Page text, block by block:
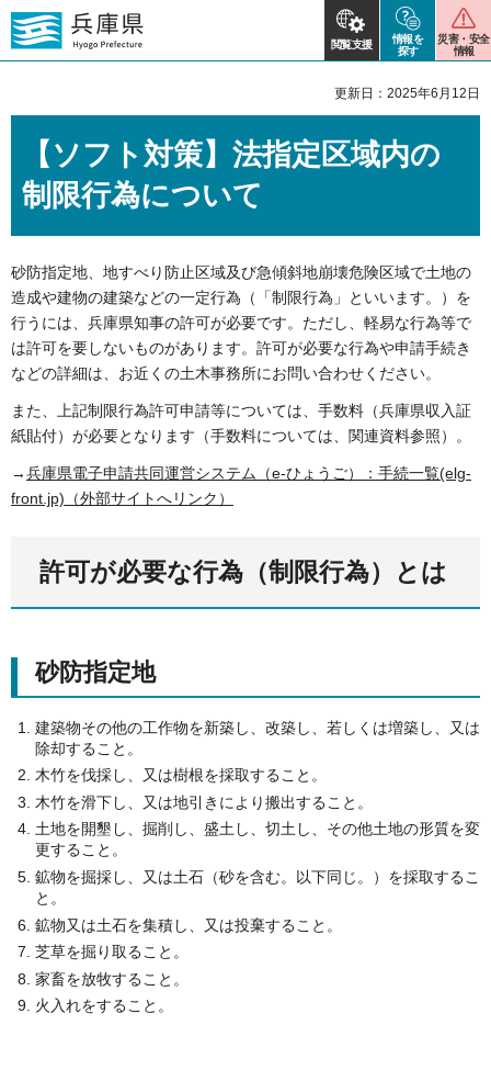
閲覧支援
情報を
探す
災害・安全
情報
更新日：2025年6月12日
【ソフト対策】法指定区域内の
制限行為について
砂防指定地、地すべり防止区域及び急傾斜地崩壊危険区域で土地の
造成や建物の建築などの一定行為（「制限行為」といいます。）を
行うには、兵庫県知事の許可が必要です。ただし、軽易な行為等で
は許可を要しないものがあります。許可が必要な行為や申請手続き
などの詳細は、お近くの土木事務所にお問い合わせください。
また、上記制限行為許可申請等については、手数料（兵庫県収入証
紙貼付）が必要となります（手数料については、関連資料参照）。
→兵庫県電子申請共同運営システム（e-ひょうご）：手続一覧(elg-
front.jp)（外部サイトへリンク）
許可が必要な行為（制限行為）とは
砂防指定地
建築物その他の工作物を新築し、改築し、若しくは増築し、又は
除却すること。
木竹を伐採し、又は樹根を採取すること。
木竹を滑下し、又は地引きにより搬出すること。
土地を開墾し、掘削し、盛土し、切土し、その他土地の形質を変
更すること。
鉱物を掘採し、又は土石（砂を含む。以下同じ。）を採取するこ
と。
鉱物又は土石を集積し、又は投棄すること。
芝草を掘り取ること。
家畜を放牧すること。
火入れをすること。